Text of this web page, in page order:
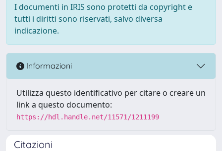
I documenti in IRIS sono protetti da copyright e
tutti i diritti sono riservati, salvo diversa
indicazione.
Informazioni
Utilizza questo identificativo per citare o creare un
link a questo documento:
https://hdl.handle.net/11571/1211199
Citazioni